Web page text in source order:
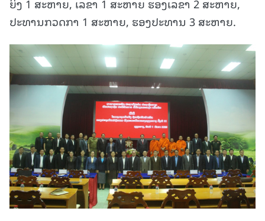
ຍິງ 1 ສະຫາຍ, ເລຂາ 1 ສະຫາຍ ຮອງເລຂາ 2 ສະຫາຍ,
ປະທານກວດກາ 1 ສະຫາຍ, ຮອງປະທານ 3 ສະຫາຍ.